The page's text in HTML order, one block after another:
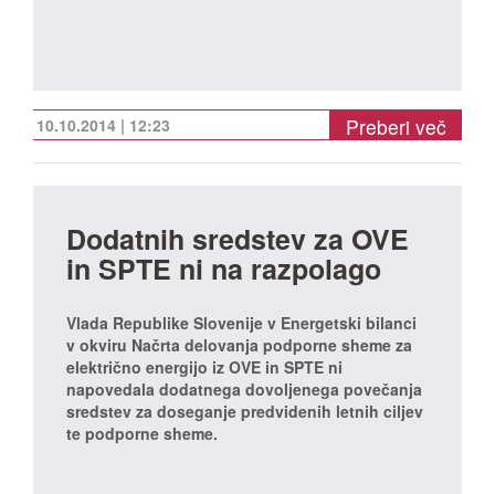
10.10.2014 | 12:23 Preberi več
Dodatnih sredstev za OVE
in SPTE ni na razpolago
Vlada Republike Slovenije v Energetski bilanci
v okviru Načrta delovanja podporne sheme za
električno energijo iz OVE in SPTE ni
napovedala dodatnega dovoljenega povečanja
sredstev za doseganje predvidenih letnih ciljev
te podporne sheme.